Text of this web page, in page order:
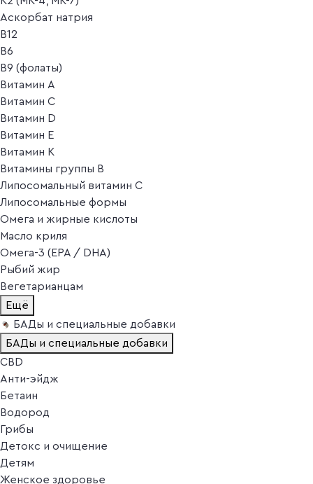
Аскорбат натрия
В12
В6
В9 (фолаты)
Витамин A
Витамин C
Витамин D
Витамин E
Витамин K
Витамины группы B
Липосомальный витамин C
Липосомальные формы
Омега и жирные кислоты
Масло криля
Омега-3 (EPA / DHA)
Рыбий жир
Вегетарианцам
Ещё
БАДы и специальные добавки
БАДы и специальные добавки
CBD
Анти-эйдж
Бетаин
Водород
Грибы
Детокс и очищение
Детям
Женское здоровье